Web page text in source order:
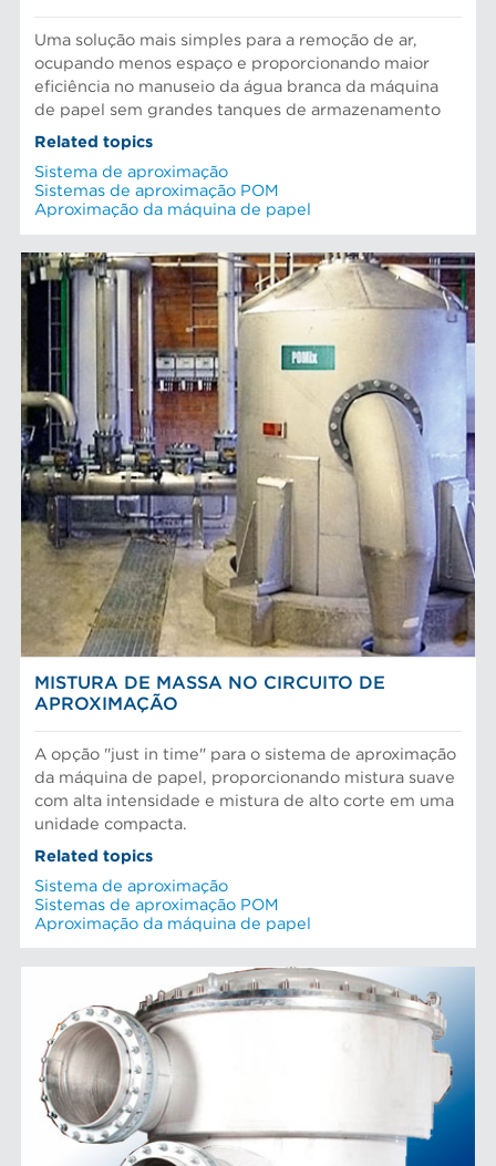
Uma solução mais simples para a remoção de ar,
ocupando menos espaço e proporcionando maior
eficiência no manuseio da água branca da máquina
de papel sem grandes tanques de armazenamento
Related topics
Sistema de aproximação
Sistemas de aproximação POM
Aproximação da máquina de papel
MISTURA DE MASSA NO CIRCUITO DE
APROXIMAÇÃO
A opção "just in time" para o sistema de aproximação
da máquina de papel, proporcionando mistura suave
com alta intensidade e mistura de alto corte em uma
unidade compacta.
Related topics
Sistema de aproximação
Sistemas de aproximação POM
Aproximação da máquina de papel